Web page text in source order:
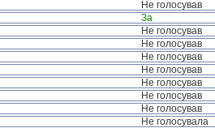
Не голосував
За
Не голосував
Не голосував
Не голосував
Не голосував
Не голосував
Не голосував
Не голосував
Не голосувала